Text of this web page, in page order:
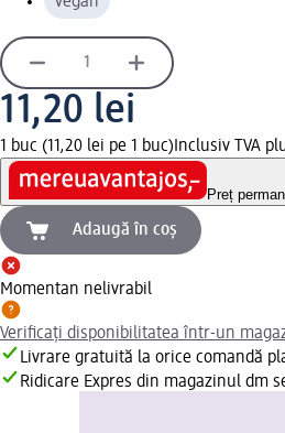
11,20 lei
1 buc (11,20 lei pe 1 buc) Inclusiv TVA
Preț
Adaugă în coș
Momentan nelivrabil
Verificați disponibilitatea într-un
Livrare gratuită la orice comandă
Ridicare Expres din magazinul dm